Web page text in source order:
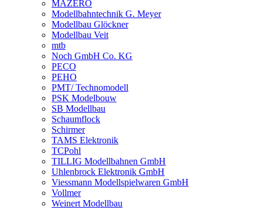
MAZERO
Modellbahntechnik G. Meyer
Modellbau Glöckner
Modellbau Veit
mtb
Noch GmbH Co. KG
PECO
PEHO
PMT/ Technomodell
PSK Modelbouw
SB Modellbau
Schaumflock
Schirmer
TAMS Elektronik
TCPohl
TILLIG Modellbahnen GmbH
Uhlenbrock Elektronik GmbH
Viessmann Modellspielwaren GmbH
Vollmer
Weinert Modellbau